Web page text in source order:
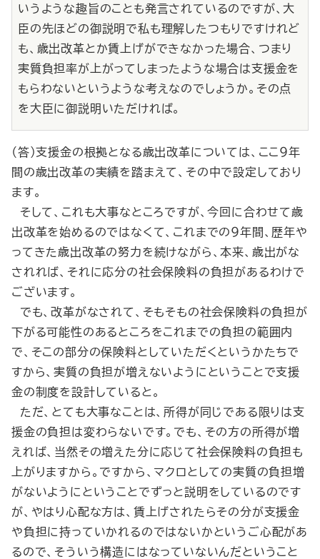
いうような趣旨のことも発言されているのですが、大
臣の先ほどの御説明で私も理解したつもりですけれど
も、歳出改革とか賃上げができなかった場合、つまり
実質負担率が上がってしまったような場合は支援金を
もらわないというような考えなのでしょうか。その点
を大臣に御説明いただければ。
（答）支援金の根拠となる歳出改革については、ここ９年
間の歳出改革の実績を踏まえて、その中で設定しており
ます。
そして、これも大事なところですが、今回に合わせて歳
出改革を始めるのではなくて、これまでの９年間、歴年や
ってきた歳出改革の努力を続けながら、本来、歳出がな
されれば、それに応分の社会保険料の負担があるわけで
ございます。
でも、改革がなされて、そもそもの社会保険料の負担が
下がる可能性のあるところをこれまでの負担の範囲内
で、そこの部分の保険料としていただくというかたちで
すから、実質の負担が増えないようにということで支援
金の制度を設計していると。
ただ、とても大事なことは、所得が同じである限りは支
援金の負担は変わらないです。でも、その方の所得が増
えれば、当然その増えた分に応じて社会保険料の負担も
上がりますから。ですから、マクロとしての実質の負担増
がないようにということでずっと説明をしているのです
が、やはり心配な方は、賃上げされたらその分が支援金
や負担に持っていかれるのではないかというご心配があ
るので、そういう構造にはなっていないんだということ